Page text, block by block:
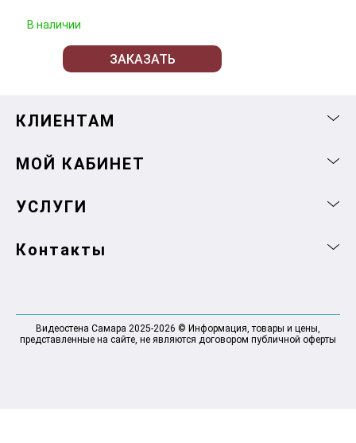
В наличии
ЗАКАЗАТЬ
КЛИЕНТАМ
МОЙ КАБИНЕТ
УСЛУГИ
Контакты
Видеостена Самара 2025-2026 © Информация, товары и цены,
представленные на сайте, не являются договором публичной оферты